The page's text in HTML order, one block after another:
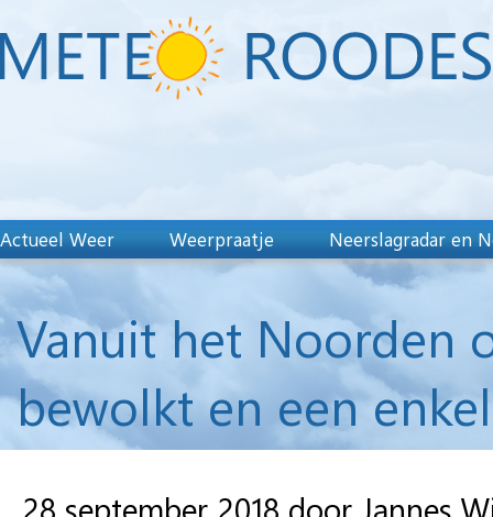
Actueel Weer Weerpraatje Neerslagradar en
Vanuit het Noorden
bewolkt en een
28 september 2018 door Jannes